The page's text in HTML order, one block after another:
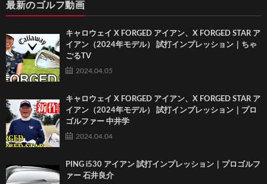
最新のゴルフ動画
キャロウェイ X FORGED アイアン、X FORGED STAR ア
イアン（2024年モデル） 試打インプレッション｜ちゃ
ごるTV
2024.04.05
キャロウェイ X FORGED アイアン、X FORGED STAR ア
イアン（2024年モデル） 試打インプレッション｜プロ
ゴルファー 中井学
2024.04.04
PING i530 アイアン 試打インプレッション｜プロゴルフ
ァー 石井良介